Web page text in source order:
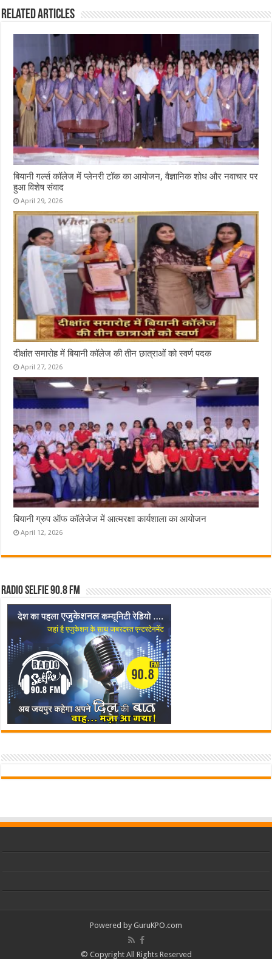
Related Articles
बियानी गर्ल्स कॉलेज में प्लेनरी टॉक का आयोजन, वैज्ञानिक शोध और नवाचार पर
हुआ विशेष संवाद
April 29, 2026
दीक्षांत समारोह में बियानी कॉलेज की तीन छात्राओं को स्वर्ण पदक
April 27, 2026
बियानी ग्रुप ऑफ कॉलेजेज में आत्मरक्षा कार्यशाला का आयोजन
April 12, 2026
Radio Selfie 90.8 FM
Powered by GuruKPO.com
© Copyright All Rights Reserved